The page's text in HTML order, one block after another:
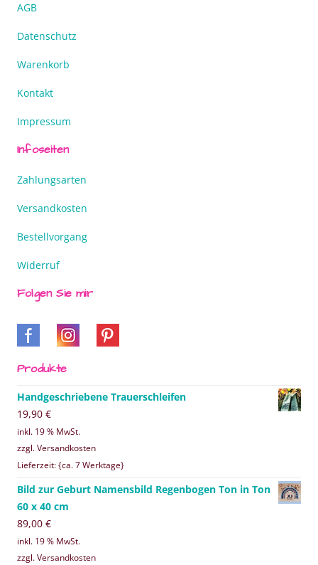
AGB
Datenschutz
Warenkorb
Kontakt
Impressum
Infoseiten
Zahlungsarten
Versandkosten
Bestellvorgang
Widerruf
Folgen Sie mir
Produkte
Handgeschriebene Trauerschleifen
19,90 €
inkl. 19 % MwSt.
zzgl. Versandkosten
Lieferzeit: {ca. 7 Werktage}
Bild zur Geburt Namensbild Regenbogen Ton in Ton
60 x 40 cm
89,00 €
inkl. 19 % MwSt.
zzgl. Versandkosten